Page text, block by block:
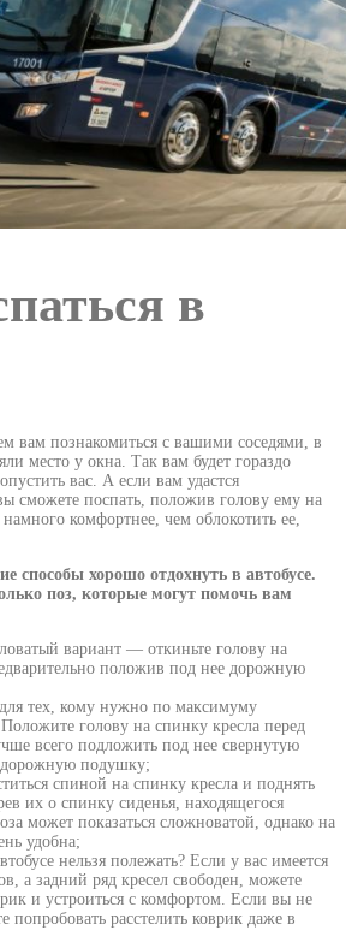
в
вам познакомиться с вашими соседями, в
место у окна. Так вам будет гораздо
вас. А если вам удастся
сможете поспать, положив голову ему на
комфортнее, чем облокотить ее,
способы хорошо отдохнуть в автобусе.
поз, которые могут помочь вам
вариант — откиньте голову на
положив под нее дорожную
тех, кому нужно по максимуму
голову на спинку кресла перед
всего подложить под нее свернутую
подушку;
спиной на спинку кресла и поднять
их о спинку сиденья, находящегося
может показаться сложноватой, однако на
удобна;
нельзя полежать? Если у вас имеется
а задний ряд кресел свободен, можете
и устроиться с комфортом. Если вы не
попробовать расстелить коврик даже в